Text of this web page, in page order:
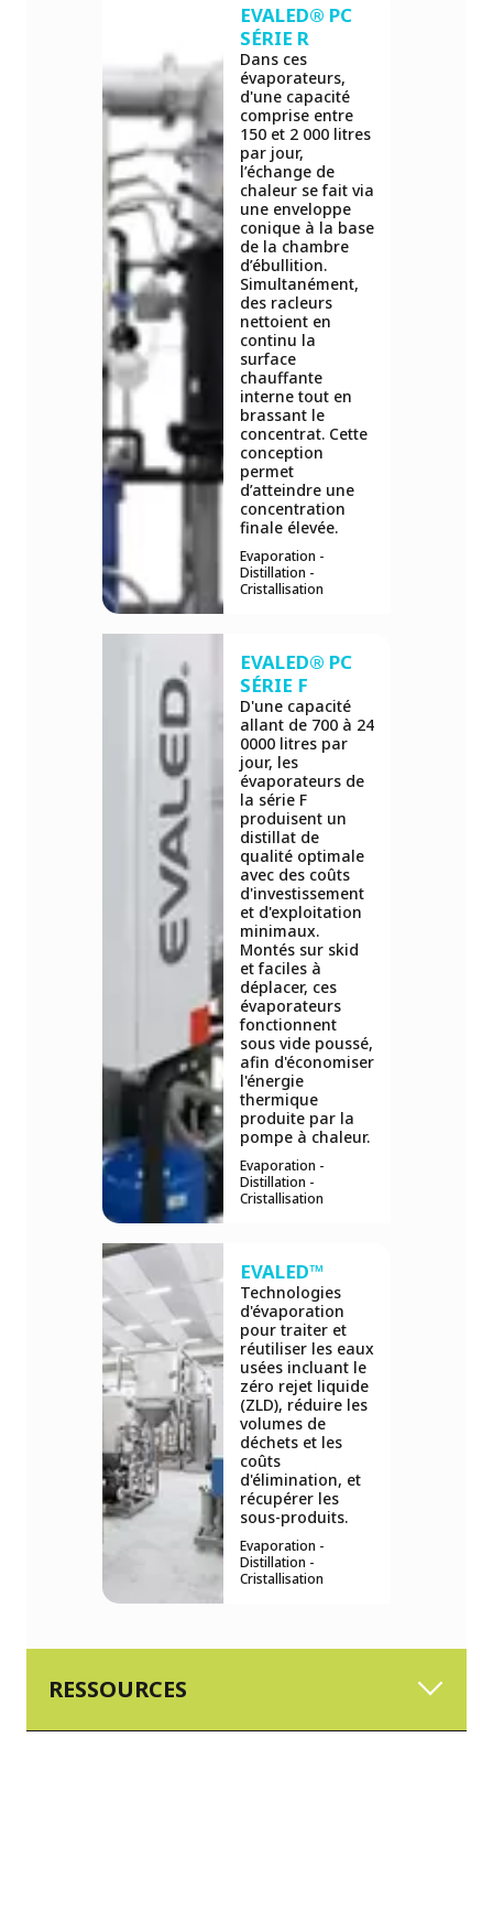
EVALED® PC
SÉRIE R
Dans ces
évaporateurs,
d'une capacité
comprise entre
150 et 2 000 litres
par jour,
l’échange de
chaleur se fait via
une enveloppe
conique à la base
de la chambre
d’ébullition.
Simultanément,
des racleurs
nettoient en
continu la
surface
chauffante
interne tout en
brassant le
concentrat. Cette
conception
permet
d’atteindre une
concentration
finale élevée.
Evaporation -
Distillation -
Cristallisation
EVALED® PC
SÉRIE F
D'une capacité
allant de 700 à 24
0000 litres par
jour, les
évaporateurs de
la série F
produisent un
distillat de
qualité optimale
avec des coûts
d'investissement
et d'exploitation
minimaux.
Montés sur skid
et faciles à
déplacer, ces
évaporateurs
fonctionnent
sous vide poussé,
afin d'économiser
l'énergie
thermique
produite par la
pompe à chaleur.
Evaporation -
Distillation -
Cristallisation
EVALED™
Technologies
d'évaporation
pour traiter et
réutiliser les eaux
usées incluant le
zéro rejet liquide
(ZLD), réduire les
volumes de
déchets et les
coûts
d'élimination, et
récupérer les
sous-produits.
Evaporation -
Distillation -
Cristallisation
RESSOURCES